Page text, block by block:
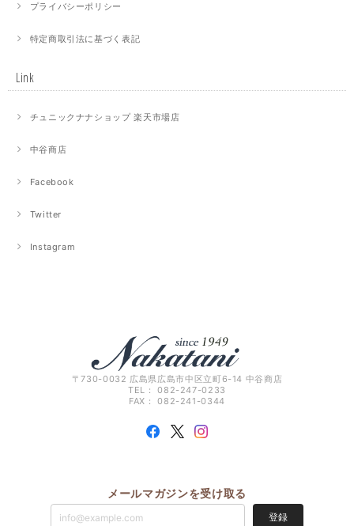
プライバシーポリシー
特定商取引法に基づく表記
Link
チュニックナナショップ 楽天市場店
中谷商店
Facebook
Twitter
Instagram
〒730-0032 広島県広島市中区立町6-14 中谷商店
TEL： 082-247-0233
FAX： 082-241-0344
メールマガジンを受け取る
登録